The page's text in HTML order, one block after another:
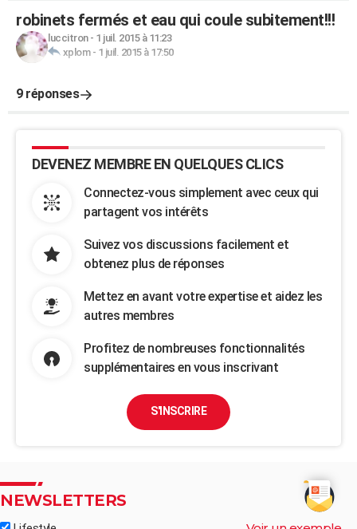
robinets fermés et eau qui coule subitement!!!
luccitron- 1 juil. 2015 à 11:23
xplom- 1 juil. 2015 à 17:50
9 réponses
DEVENEZ MEMBRE EN QUELQUES CLICS
Connectez-vous simplement avec ceux qui
partagent vos intérêts
Suivez vos discussions facilement et
obtenez plus de réponses
Mettez en avant votre expertise et aidez les
autres membres
Profitez de nombreuses fonctionnalités
supplémentaires en vous inscrivant
S'INSCRIRE
NEWSLETTERS